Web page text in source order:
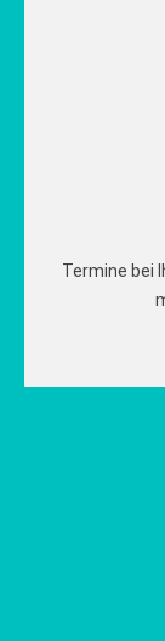
Termine bei